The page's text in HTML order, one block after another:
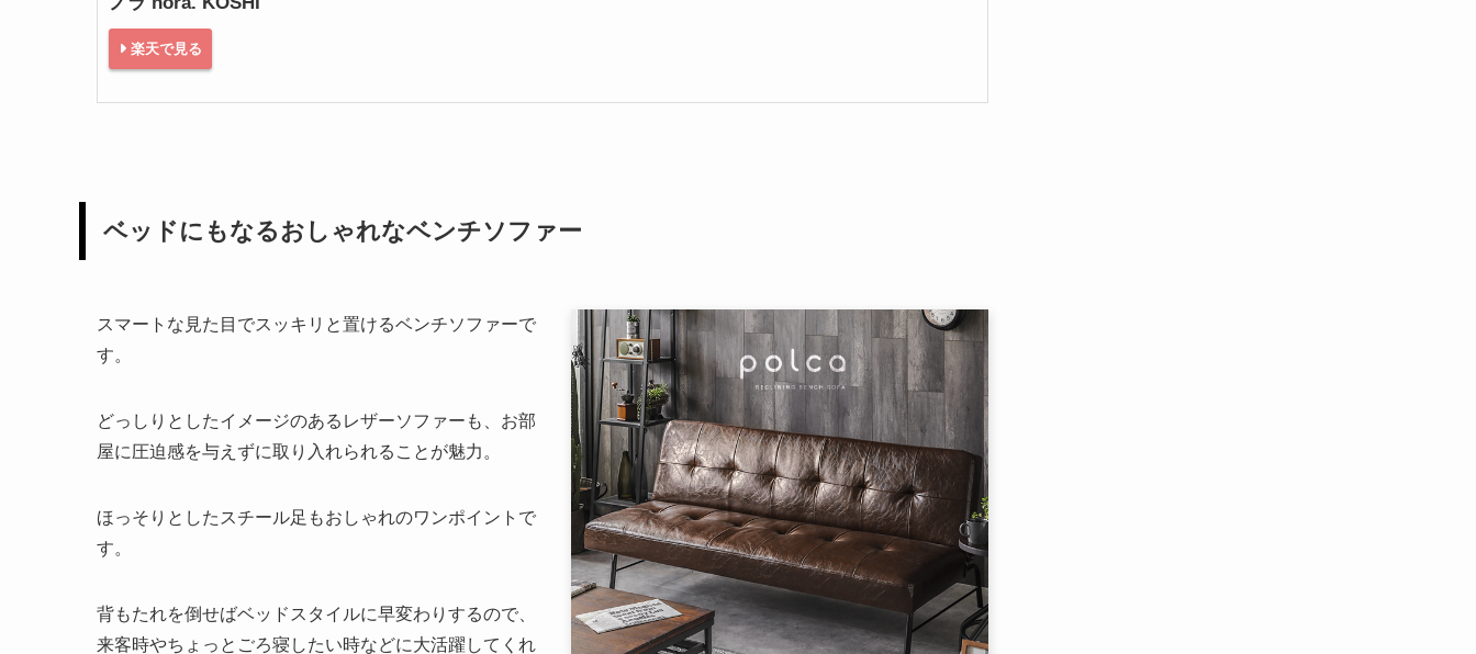
楽天で見る
ベッドにもなるおしゃれなベンチソファー
スマートな見た目でスッキリと置けるベンチソファーで
す。
どっしりとしたイメージのあるレザーソファーも、お部
屋に圧迫感を与えずに取り入れられることが魅力。
ほっそりとしたスチール足もおしゃれのワンポイントで
す。
背もたれを倒せばベッドスタイルに早変わりするので、
来客時やちょっとごろ寝したい時などに大活躍してくれ